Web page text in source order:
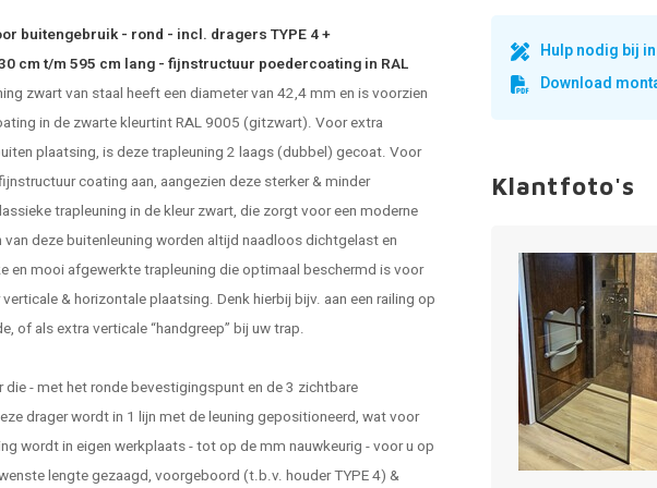
buitengebruik - rond - incl. dragers TYPE 4 +
cm t/m 595 cm lang - fijnstructuur poedercoating in RAL
zwartvan staal heeft een diameter van 42,4 mm en is voorzien
in de zwarte kleurtint RAL 9005 (gitzwart). Voor extra
plaatsing, is deze trapleuning 2 laags (dubbel) gecoat. Voor
coating aan, aangezien deze sterker & minder
trapleuning in de kleur zwart, die zorgt voor een moderne
deze buitenleuning worden altijd naadloos dichtgelast en
en mooi afgewerkte trapleuning die optimaal beschermd is voor
& horizontale plaatsing. Denk hierbij bijv. aan een railing op
of als extra verticale “handgreep” bij uw trap.
die - met het ronde bevestigingspunt en de 3 zichtbare
drager wordt in 1 lijn met de leuning gepositioneerd, wat voor
wordt in eigen werkplaats - tot op de mm nauwkeurig - voor u op
lengte gezaagd, voorgeboord (t.b.v. houder TYPE 4) &
Hulp nodig bij
Download
Klantfoto's